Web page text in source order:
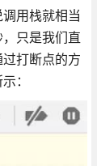
用栈就相当
只是我们直
打断点的方
：